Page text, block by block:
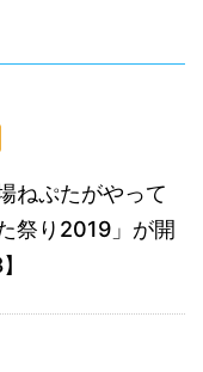
ねぷたがやって
祭り2019」が開